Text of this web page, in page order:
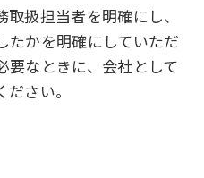
扱担当者を明確にし、
たかを明確にしていただ
要なときに、会社として
さい。